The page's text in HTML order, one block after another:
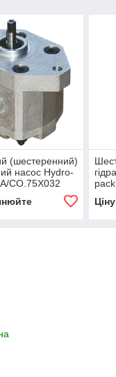
(шестеренний)
насос Hydro-
CO.75X032